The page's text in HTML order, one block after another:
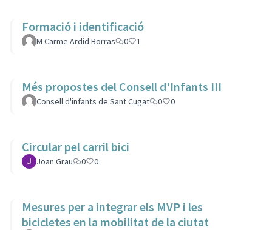
Formació i identificació
M Carme Ardid Borras 0 1
Més propostes del Consell d'Infants III
Consell d'infants de Sant Cugat 0 0
Circular pel carril bici
Joan Grau 0 0
Mesures per a integrar els MVP i les
bicicletes en la mobilitat de la ciutat